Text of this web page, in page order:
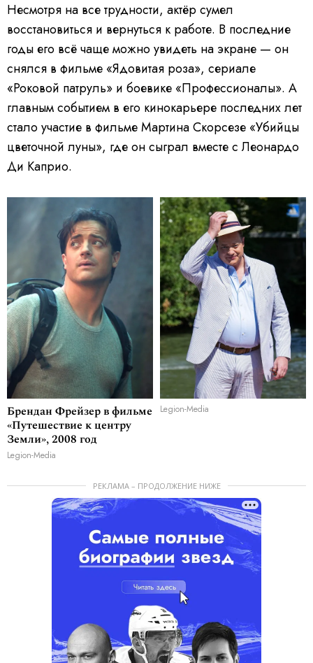
Несмотря на все трудности, актёр сумел
восстановиться и вернуться к работе. В последние
годы его всё чаще можно увидеть на экране — он
снялся в фильме «Ядовитая роза», сериале
«Роковой патруль» и боевике «Профессионалы». А
главным событием в его кинокарьере последних лет
стало участие в фильме Мартина Скорсезе «Убийцы
цветочной луны», где он сыграл вместе с Леонардо
Ди Каприо.
Брендан Фрейзер в фильме
«Путешествие к центру
Земли», 2008 год
Legion-Media
Legion-Media
РЕКЛАМА – ПРОДОЛЖЕНИЕ НИЖЕ